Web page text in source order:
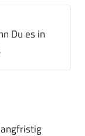
Du es in